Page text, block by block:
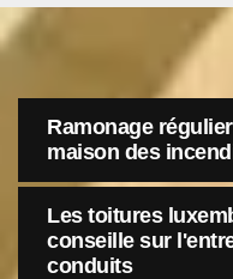
Ramonage
maison des
Les toitures
conseille sur
conduits